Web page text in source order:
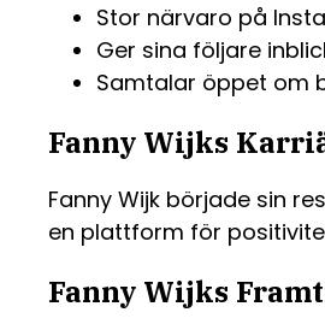
Stor närvaro på
Ger sina följare
Samtalar öppet om
Fanny Wijks
Fanny Wijk började sin
en plattform för
Fanny Wijks